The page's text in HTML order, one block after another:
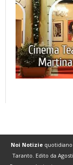
Noi Notiziequotidiano
Taranto. Edito da